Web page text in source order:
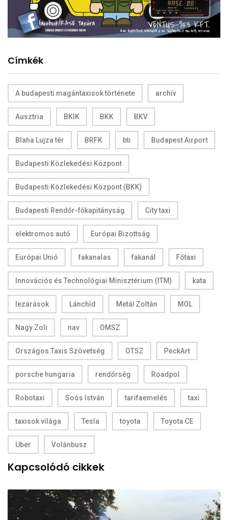
Címkék
A budapesti magántaxisok története archív
Ausztria BKIK BKK BKV
Blaha Lujza tér BRFK bti Budapest Airport
Budapesti Közlekedési Központ
Budapesti Közlekedési Központ (BKK)
Budapesti Rendőr-főkapitányság City taxi
elektromos autó Európai Bizottság
Európai Unió fakanalas fakanál Főtaxi
Innovációs és Technológiai Minisztérium (ITM) kata
lezárások Lánchíd Metál Zoltán MOL
Nagy Zoli nav OMSZ
Országos Taxis Szövetség OTSZ PeckArt
porsche hungaria rendőrség Roadpol
Robotaxi Soós István tarifaemelés taxi
taxisok világa Tesla toyota Toyota CE
Uber Volánbusz
Kapcsolódó cikkek